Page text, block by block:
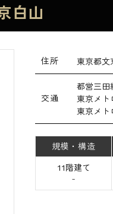
白山
住所 東京都文
交通
都営三田
東京メト
東京メト
規模・構造
11階建て
-